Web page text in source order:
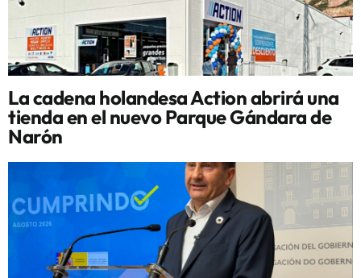
La cadena holandesa Action abrirá una
tienda en el nuevo Parque Gándara de
Narón